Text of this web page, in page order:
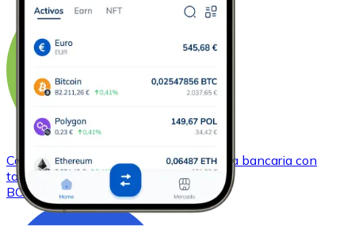
ComprarBitcoin Cashcon transferencia bancaria con
tarjeta
BCH